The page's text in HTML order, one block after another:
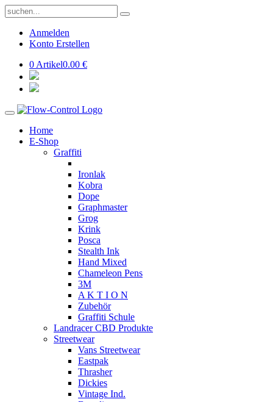
Anmelden
Konto Erstellen
0 Artikel0.00 €
Home
E-Shop
Graffiti
Ironlak
Kobra
Dope
Graphmaster
Grog
Krink
Posca
Stealth Ink
Hand Mixed
Chameleon Pens
3M
A K T I O N
Zubehör
Graffiti Schule
Landracer CBD Produkte
Streetwear
Vans Streetwear
Eastpak
Thrasher
Dickies
Vintage Ind.